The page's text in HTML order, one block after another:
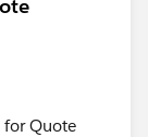
for Quote